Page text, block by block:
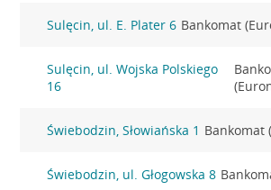
Sulęcin, ul. E. Plater 6 Bankomat
Sulęcin, ul. Wojska Polskiego
16
Świebodzin, Słowiańska 1 Bankomat
Świebodzin, ul. Głogowska 8